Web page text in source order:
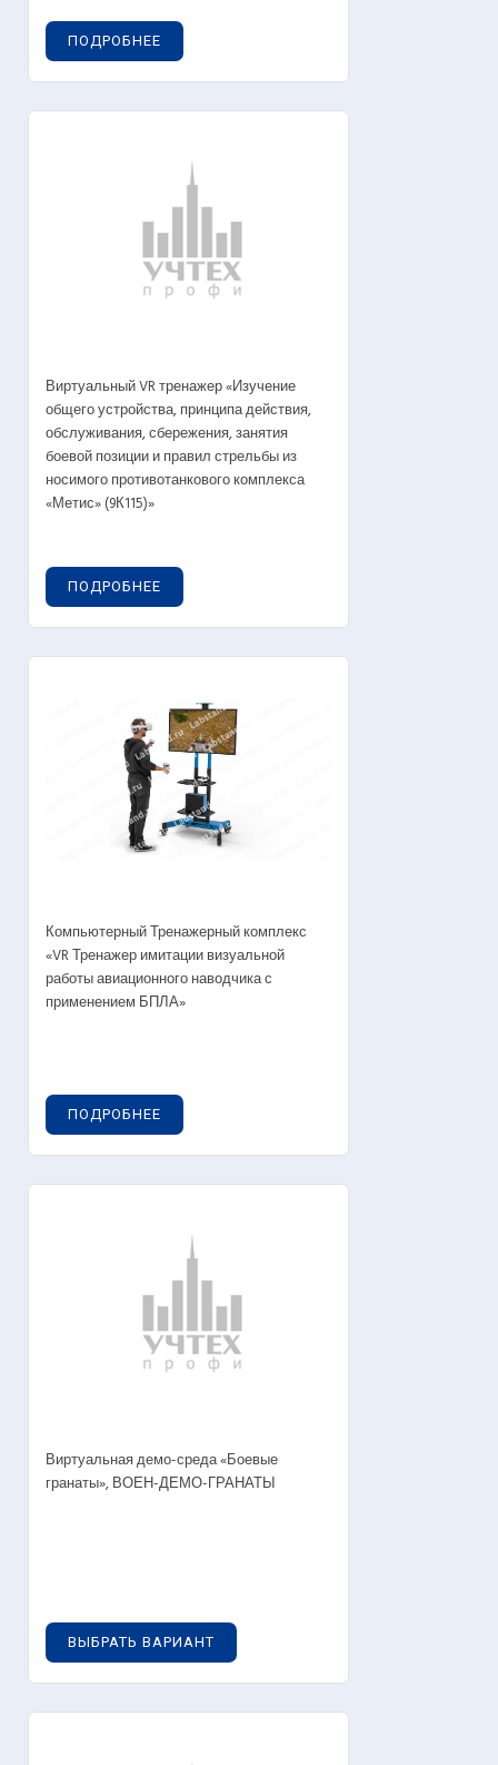
ПОДРОБНЕЕ
Виртуальный VR тренажер «Изучение
общего устройства, принципа действия,
обслуживания, сбережения, занятия
боевой позиции и правил стрельбы из
носимого противотанкового комплекса
«Метис» (9К115)»
ПОДРОБНЕЕ
Компьютерный Тренажерный комплекс
«VR Тренажер имитации визуальной
работы авиационного наводчика с
применением БПЛА»
ПОДРОБНЕЕ
Виртуальная демо-среда «Боевые
гранаты», ВОЕН-ДЕМО-ГРАНАТЫ
ВЫБРАТЬ ВАРИАНТ